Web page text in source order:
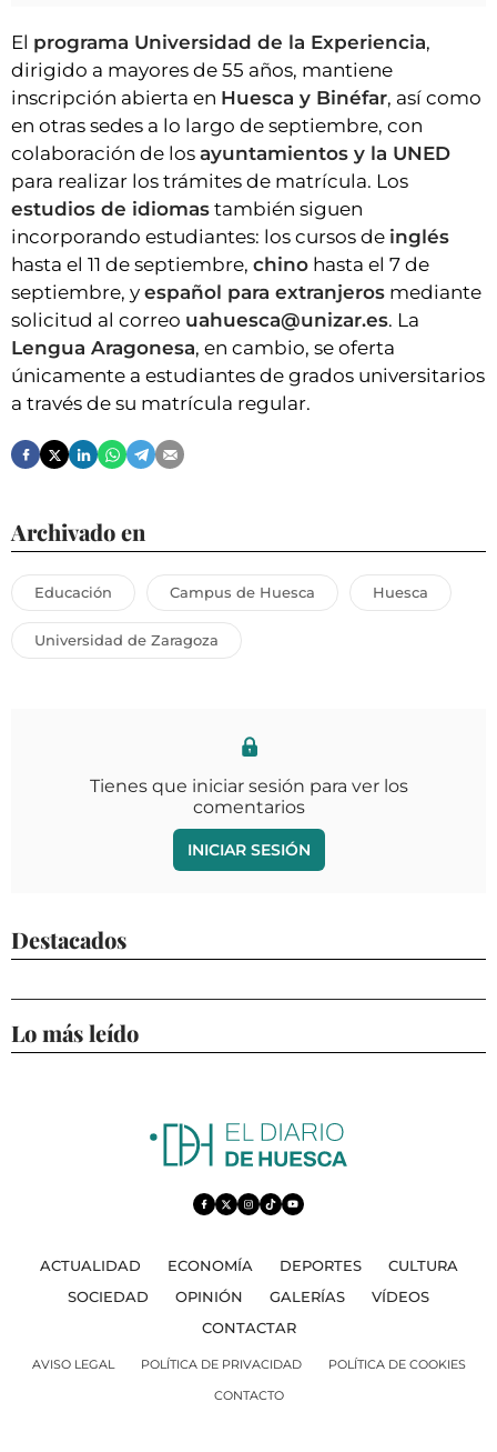
El programa Universidad de la Experiencia,
dirigido a mayores de 55 años, mantiene
inscripción abierta en Huesca y Binéfar, así como
en otras sedes a lo largo de septiembre, con
colaboración de los ayuntamientos y la UNED
para realizar los trámites de matrícula. Los
estudios de idiomas también siguen
incorporando estudiantes: los cursos de inglés
hasta el 11 de septiembre, chino hasta el 7 de
septiembre, y español para extranjeros mediante
solicitud al correo uahuesca@unizar.es. La
Lengua Aragonesa, en cambio, se oferta
únicamente a estudiantes de grados universitarios
a través de su matrícula regular.
Archivado en
Educación Campus de Huesca Huesca
Universidad de Zaragoza
Tienes que iniciar sesión para ver los
comentarios
INICIAR SESIÓN
Destacados
Lo más leído
ACTUALIDAD ECONOMÍA DEPORTES
CULTURA
SOCIEDAD
OPINIÓN GALERÍAS
VÍDEOS
CONTACTAR
AVISO LEGAL POLÍTICA DE PRIVACIDAD
POLÍTICA DE COOKIES
CONTACTO